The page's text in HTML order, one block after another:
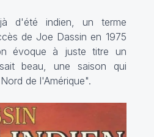
d'été indien, un terme
de Joe Dassin en 1975
évoque à juste titre un
beau, une saison qui
de l'Amérique".